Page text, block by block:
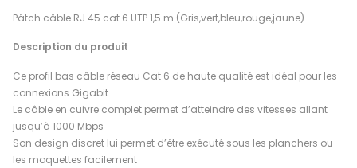
Pâtch câble RJ 45 cat 6 UTP 1,5 m (Gris,vert,bleu,rouge,jaune)
Description du produit
Ce profil bas câble réseau Cat 6 de haute qualité est idéal pour les
connexions Gigabit.
Le câble en cuivre complet permet d’atteindre des vitesses allant
jusqu’à 1000 Mbps
Son design discret lui permet d’être exécuté sous les planchers ou
les moquettes facilement